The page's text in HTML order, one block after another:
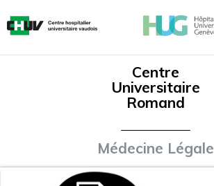
au
contenu
Centre
Universitaire
Romand
Médecine Légale